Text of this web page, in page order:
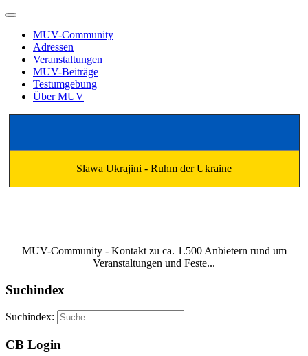
MUV-Community
Adressen
Veranstaltungen
MUV-Beiträge
Testumgebung
Über MUV
Slawa Ukrajini - Ruhm der Ukraine
MUV-Community - Kontakt zu ca. 1.500 Anbietern rund um
Veranstaltungen und Feste...
Suchindex
Suchindex:
CB Login